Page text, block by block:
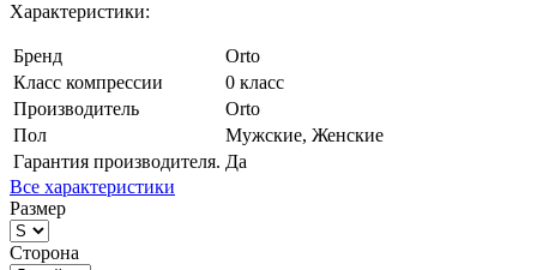
Характеристики:
Бренд
Orto
Класс компрессии
0 класс
Производитель
Orto
Пол
Мужские, Женские
Гарантия производителя. Да
Все характеристики
Размер
Сторона